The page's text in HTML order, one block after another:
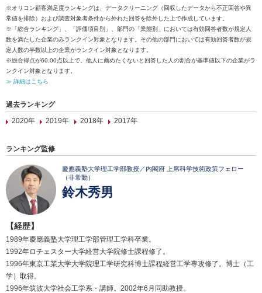
※オリコン顧客満足度ランキングは、データクリーニング（回収したデータから不正回答や異
常値を排除）および調査対象者条件から外れた回答を除外した上で作成しています。
※「総合ランキング」、「評価項目別」、部門の「業態別」においては有効回答者数が規定人
数を満たした企業のみランクイン対象となります。その他の部門においては有効回答者数が規
定人数の半数以上の企業がランクイン対象となります。
※総合得点が60.00点以上で、他人に薦めたくないと回答した人の割合が基準値以下の企業がラ
ンクイン対象となります。
≫ 詳細はこちら
過去ランキング
2020年
2019年 2018年 2017年
ランキング監修
慶應義塾大学理工学部教授／内閣府 上席科学技術政策フェロー
（非常勤）
鈴木秀男
【経歴】
1989年慶應義塾大学理工学部管理工学科卒業。
1992年ロチェスター大学経営大学院修士課程修了。
1996年東京工業大学大学院理工学研究科博士課程経営工学専攻修了。博士（工
学）取得。
1996年筑波大学社会工学系・講師。2002年6月同助教授。